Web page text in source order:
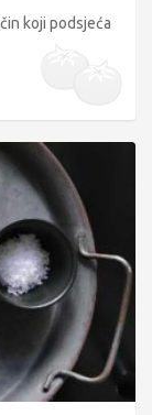
koji podsjeća